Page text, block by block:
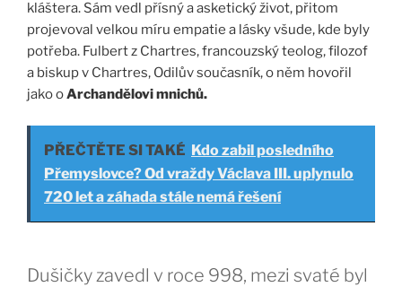
kláštera. Sám vedl přísný a asketický život, přitom
projevoval velkou míru empatie a lásky všude, kde byly
potřeba. Fulbert z Chartres, francouzský teolog, filozof
a biskup v Chartres, Odilův současník, o něm hovořil
jako oArchandělovi mnichů.
PŘEČTĚTE SI TAKÉ Kdo zabil posledního
Přemyslovce? Od vraždy Václava III. uplynulo
720 let a záhada stále nemá řešení
Dušičky zavedl v roce 998, mezi svaté byl